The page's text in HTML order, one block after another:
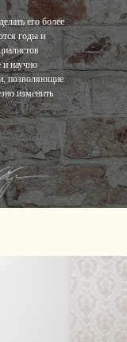
его более
годы и
и научно
позволяющие
изменить